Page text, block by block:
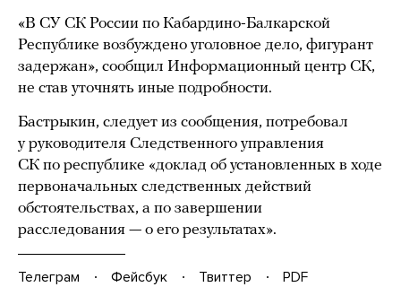
«В СУ СК России по Кабардино-Балкарской
Республике возбуждено уголовное дело, фигурант
задержан», сообщил Информационный центр СК,
не став уточнять иные подробности.
Бастрыкин, следует из сообщения, потребовал
у руководителя Следственного управления
СК по республике «доклад об установленных в ходе
первоначальных следственных действий
обстоятельствах, а по завершении
расследования — о его результатах».
Телеграм Фейсбук Твиттер
PDF